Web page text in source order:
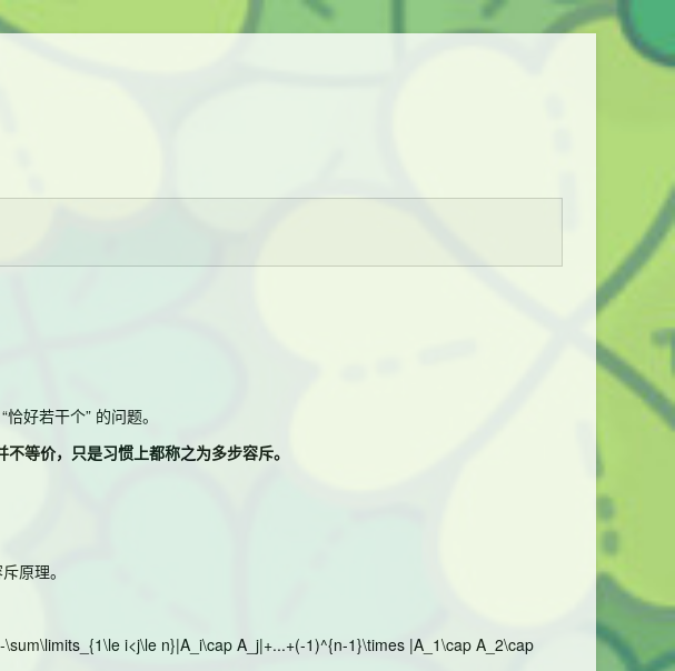
好若干个” 的问题。
等价，只是习惯上都称之为多步容斥。
原理。
i<j\le n}|A_i\cap A_j|+...+(-1)^{n-1}\times |A_1\cap A_2\cap